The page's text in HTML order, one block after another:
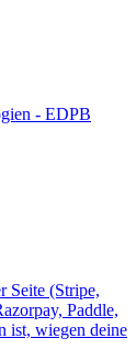
- EDPB
Seite (Stripe,
Paddle,
ist, wiegen deine